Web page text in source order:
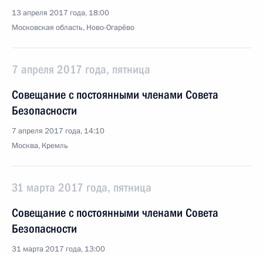
13 апреля 2017 года, 18:00
Московская область, Ново-Огарёво
7 апреля 2017 года, пятница
Совещание с постоянными членами Совета
Безопасности
7 апреля 2017 года, 14:10
Москва, Кремль
31 марта 2017 года, пятница
Совещание с постоянными членами Совета
Безопасности
31 марта 2017 года, 13:00